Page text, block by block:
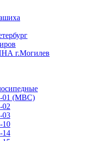
г.Могилев
01 (МВС)
02
03
10
14